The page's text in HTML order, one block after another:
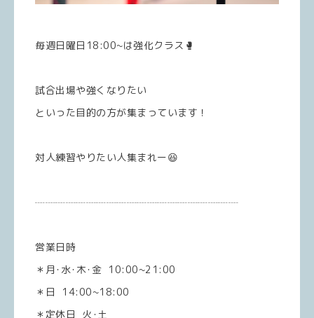
毎週日曜日18:00~は強化クラス🥊
試合出場や強くなりたい
といった目的の方が集まっています！
対人練習やりたい人集まれー😆
┈┈┈┈┈┈┈┈┈┈┈┈┈┈┈┈┈┈┈┈
営業日時
＊月･水･木･金 10:00~21:00
＊日 14:00~18:00
＊定休日 火･土